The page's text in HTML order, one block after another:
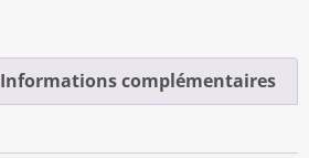
Informations complémentaires